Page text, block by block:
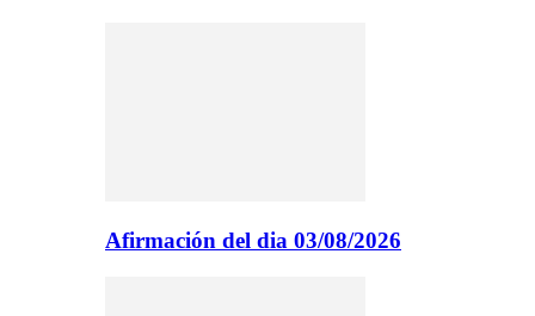
Afirmación del dia 03/08/2026